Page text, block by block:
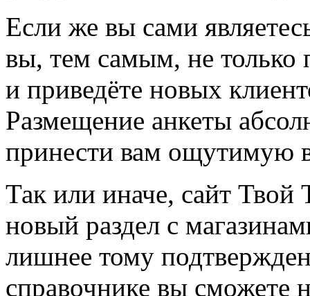
Если же вы сами
вы, тем самым, не только
и приведёте новых
Размещение анкеты
принести вам ощутимую
Так или иначе, сайт Твой
новый раздел с
лишнее тому
справочнике вы сможете